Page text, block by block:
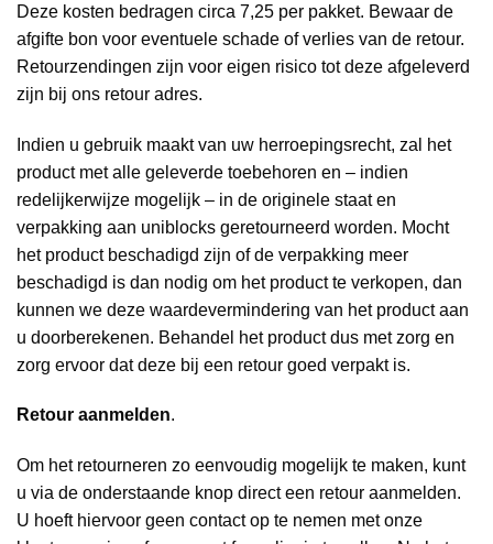
Deze kosten bedragen circa 7,25 per pakket. Bewaar de
afgifte bon voor eventuele schade of verlies van de retour.
Retourzendingen zijn voor eigen risico tot deze afgeleverd
zijn bij ons retour adres.
Indien u gebruik maakt van uw herroepingsrecht, zal het
product met alle geleverde toebehoren en – indien
redelijkerwijze mogelijk – in de originele staat en
verpakking aan uniblocks geretourneerd worden. Mocht
het product beschadigd zijn of de verpakking meer
beschadigd is dan nodig om het product te verkopen, dan
kunnen we deze waardevermindering van het product aan
u doorberekenen. Behandel het product dus met zorg en
zorg ervoor dat deze bij een retour goed verpakt is.
Retour aanmelden.
Om het retourneren zo eenvoudig mogelijk te maken, kunt
u via de onderstaande knop direct een retour aanmelden.
U hoeft hiervoor geen contact op te nemen met onze